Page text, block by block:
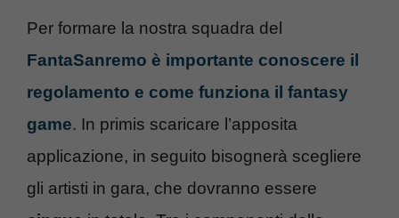
Per formare la nostra squadra del
FantaSanremo è importante conoscere il
regolamento e come funziona il fantasy
game. In primis scaricare l’apposita
applicazione, in seguito bisognerà scegliere
gli artisti in gara, che dovranno essere